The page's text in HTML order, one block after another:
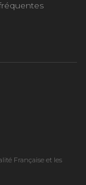
Française et les